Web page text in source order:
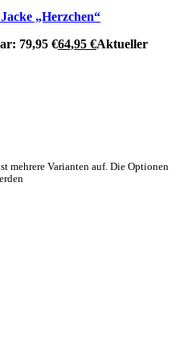
„Herzchen“
79,95 €64,95 €Aktueller
mehrere Varianten auf. Die Optionen